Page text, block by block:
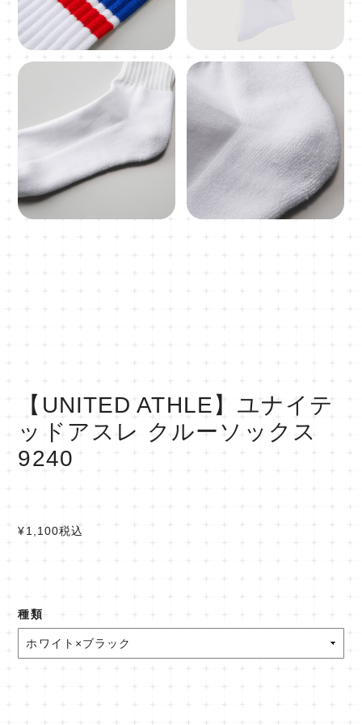
【UNITED ATHLE】ユナイテ
ッドアスレ クルーソックス
9240
¥1,100税込
種類